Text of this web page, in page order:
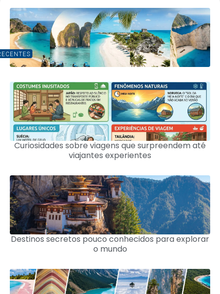
Curiosidades sobre viagens que surpreendem até
viajantes experientes
Destinos secretos pouco conhecidos para explorar
o mundo